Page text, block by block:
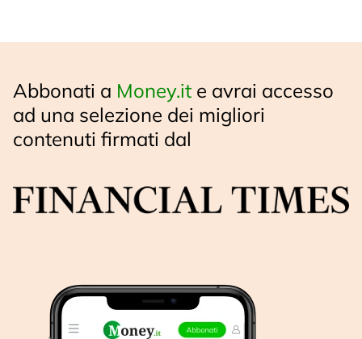
Abbonati a Money.it e avrai accesso
ad una selezione dei migliori
contenuti firmati dal